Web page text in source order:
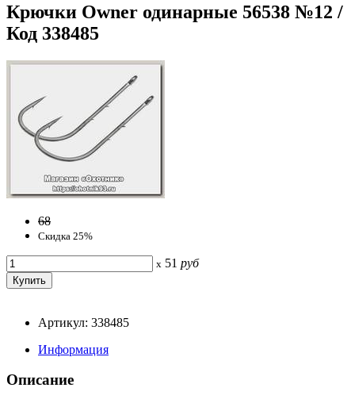
Крючки Owner одинарные 56538 №12 /
Код 338485
68
Скидка 25%
x 51 руб
Артикул: 338485
Информация
Описание